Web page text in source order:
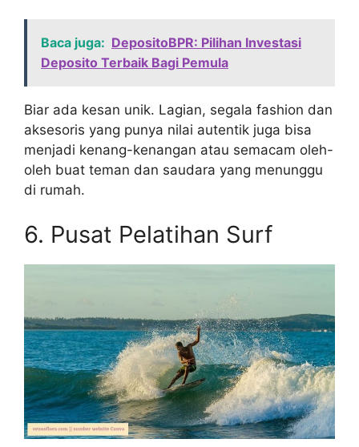
Baca juga: DepositoBPR: Pilihan Investasi
Deposito Terbaik Bagi Pemula
Biar ada kesan unik. Lagian, segala fashion dan
aksesoris yang punya nilai autentik juga bisa
menjadi kenang-kenangan atau semacam oleh-
oleh buat teman dan saudara yang menunggu
di rumah.
6. Pusat Pelatihan Surf